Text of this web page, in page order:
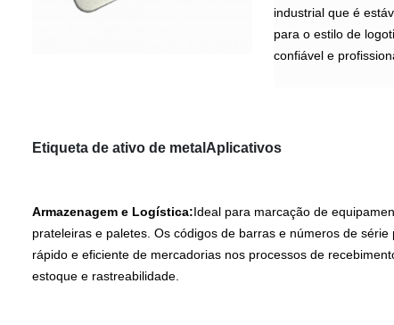
industrial que é
para o estilo de
confiável e
Etiqueta de ativo de metal Aplicativos
Armazenagem e Logística:Ideal para marcação de
prateleiras e paletes. Os códigos de barras e números de
rápido e eficiente de mercadorias nos processos de
estoque e rastreabilidade.